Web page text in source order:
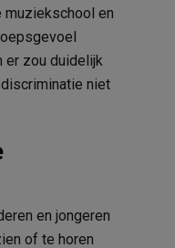
muziekschool en
er zou duidelijk
niet
en jongeren
of te horen